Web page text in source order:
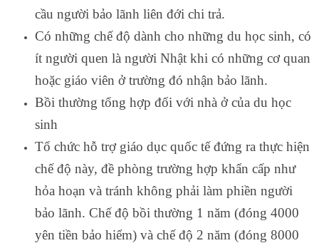
cầu người bảo lãnh liên đới chi trả.
Có những chế độ dành cho những du học sinh, có
ít người quen là người Nhật khi có những cơ quan
hoặc giáo viên ở trường đó nhận bảo lãnh.
Bồi thường tổng hợp đối với nhà ở của du học
sinh
Tổ chức hỗ trợ giáo dục quốc tế đứng ra thực hiện
chế độ này, đề phòng trường hợp khẩn cấp như
hỏa hoạn và tránh không phải làm phiền người
bảo lãnh. Chế độ bồi thường 1 năm (đóng 4000
yên tiền bảo hiểm) và chế độ 2 năm (đóng 8000